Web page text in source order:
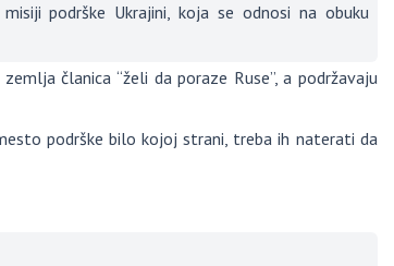
podrške Ukrajini, koja se odnosi na obuku
članica “želi da poraze Ruse”, a podržavaju
podrške bilo kojoj strani, treba ih naterati da